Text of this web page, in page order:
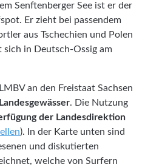
Senftenberger See ist er der
Er zieht bei passendem
aus Tschechien und Polen
in Deutsch-Ossig am
an den Freistaat Sachsen
. Die Nutzung
der Landesdirektion
). In der Karte unten sind
und diskutierten
welche von Surfern